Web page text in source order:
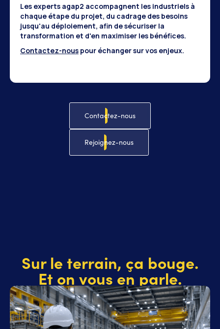
Les experts agap2 accompagnent les industriels à
chaque étape du projet, du cadrage des besoins
jusqu'au déploiement, afin de sécuriser la
transformation et d'en maximiser les bénéfices.
Contactez-nous pour échanger sur vos enjeux.
Contactez-nous
Rejoignez-nous
Sur le terrain, ça bouge.
Et on vous en parle.